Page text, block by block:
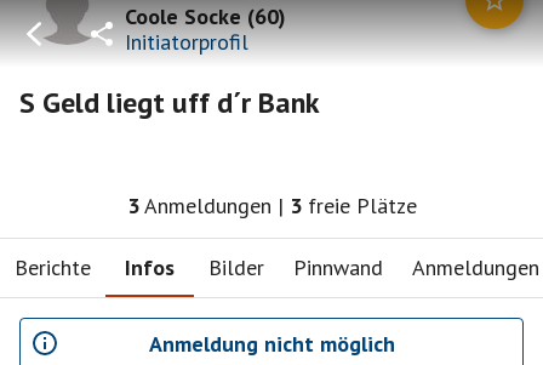
Coole Socke(60)
Initiatorprofil
S Geld liegt uff d´r Bank
3Anmeldungen | 3 freie Plätze
Berichte Infos Bilder Pinnwand Anmeldungen
Anmeldung nicht möglich